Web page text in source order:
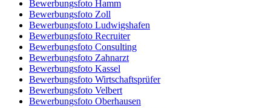
Bewerbungsfoto Hamm
Bewerbungsfoto Zoll
Bewerbungsfoto Ludwigshafen
Bewerbungsfoto Recruiter
Bewerbungsfoto Consulting
Bewerbungsfoto Zahnarzt
Bewerbungsfoto Kassel
Bewerbungsfoto Wirtschaftsprüfer
Bewerbungsfoto Velbert
Bewerbungsfoto Oberhausen